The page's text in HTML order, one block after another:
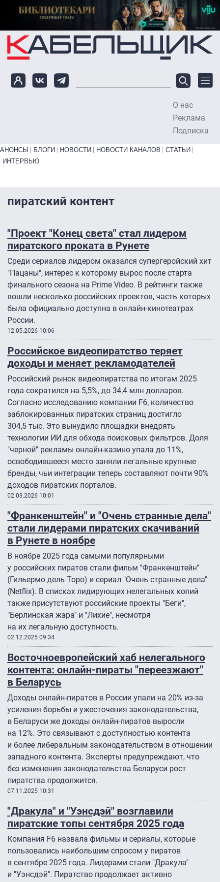
Перейти к основному содержанию
О нас
Реклама
Подписка
Primary links bottom
АНОНСЫ БЛОГИ НОВОСТИ НОВОСТИ КАНАЛОВ
СТАТЬИ
ИНТЕРВЬЮ
пиратский контент
"Проект "Конец света" стал лидером
пиратского проката в Рунете
Среди сериалов лидером оказался супергеройский хит
"Пацаны", интерес к которому вырос после старта
финального сезона на Prime Video. В рейтинги также
вошли несколько российских проектов, часть которых
была официально доступна в онлайн-кинотеатрах
России.
12.05.2026 10:06
Российское видеопиратство теряет
доходы и меняет рекламодателей
Российский рынок видеопиратства по итогам 2025
года сократился на 5,5%, до 34,4 млн долларов.
Согласно исследованию компании F6, количество
заблокированных пиратских страниц достигло
304,5 тыс. Это вынудило площадки внедрять
технологии ИИ для обхода поисковых фильтров. Доля
"черной" рекламы онлайн-казино упала до 11%,
освободившееся место заняли легальные крупные
бренды, чьи интеграции теперь составляют почти 90%
доходов пиратских порталов.
02.03.2026 10:01
"Франкенштейн" и "Очень странные дела"
стали лидерами пиратских скачиваний
в Рунете в ноябре
В ноябре 2025 года самыми популярными
у российских пиратов стали фильм "Франкенштейн"
(Гильермо дель Торо) и сериал "Очень странные дела"
(Netflix). В списках лидирующих нелегальных копий
также присутствуют российские проекты "Беги",
"Берлинская жара" и "Лихие", несмотря
на их легальную доступность.
02.12.2025 09:34
Восточноевропейский хаб нелегального
контента: онлайн-пираты "переезжают"
в Беларусь
Доходы онлайн-пиратов в России упали на 20% из-за
усиления борьбы и ужесточения законодательства,
в Беларуси же доходы онлайн-пиратов выросли
на 12%. Это связывают с доступностью контента
и более либеральным законодательством в отношении
западного контента. Эксперты предупреждают, что
без изменения законодательства Беларуси рост
пиратства продолжится.
07.11.2025 10:31
"Дракула" и "Уэнсдэй" возглавили
пиратские топы сентября 2025 года
Компания F6 назвала фильмы и сериалы, которые
пользовались наибольшим спросом у пиратов
в сентябре 2025 года. Лидерами стали "Дракула"
и "Уэнсдэй". Пиратство продолжает активно